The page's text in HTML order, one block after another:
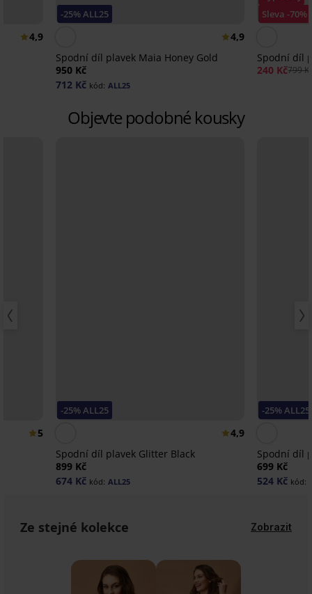
4,9
-25% ALL25
4,9
Spodní díl plavek Maia Honey Gold
950 Kč
712 Kč kód: ALL25
Sleva -70%
Spodní díl
240 Kč799
Objevte podobné kousky
5
-25% ALL25
4,9
Spodní díl plavek Glitter Black
899 Kč
674 Kč kód: ALL25
-25% ALL25
Spodní díl
699 Kč
524 Kč kód:
Ze stejné kolekce Zobrazit